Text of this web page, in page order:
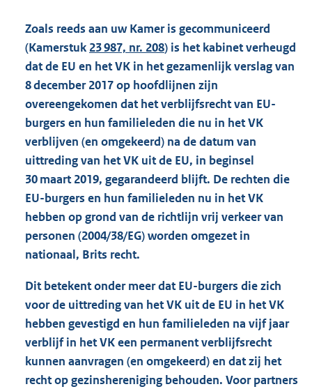
Zoals reeds aan uw Kamer is gecommuniceerd
(Kamerstuk 23 987, nr. 208) is het kabinet verheugd
dat de EU en het VK in het gezamenlijk verslag van
8 december 2017 op hoofdlijnen zijn
overeengekomen dat het verblijfsrecht van EU-
burgers en hun familieleden die nu in het VK
verblijven (en omgekeerd) na de datum van
uittreding van het VK uit de EU, in beginsel
30 maart 2019, gegarandeerd blijft. De rechten die
EU-burgers en hun familieleden nu in het VK
hebben op grond van de richtlijn vrij verkeer van
personen (2004/38/EG) worden omgezet in
nationaal, Brits recht.
Dit betekent onder meer dat EU-burgers die zich
voor de uittreding van het VK uit de EU in het VK
hebben gevestigd en hun familieleden na vijf jaar
verblijf in het VK een permanent verblijfsrecht
kunnen aanvragen (en omgekeerd) en dat zij het
recht op gezinshereniging behouden. Voor partners